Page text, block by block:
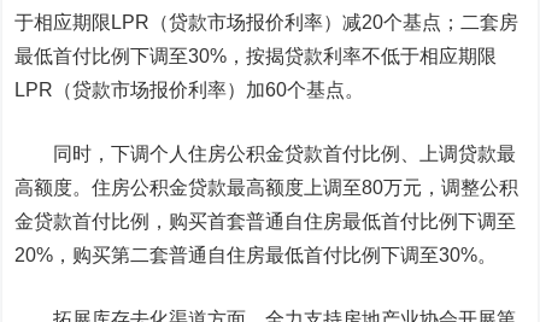
于相应期限LPR（贷款市场报价利率）减20个基点；二套房
最低首付比例下调至30%，按揭贷款利率不低于相应期限
LPR（贷款市场报价利率）加60个基点。
同时，下调个人住房公积金贷款首付比例、上调贷款最
高额度。住房公积金贷款最高额度上调至80万元，调整公积
金贷款首付比例，购买首套普通自住房最低首付比例下调至
20%，购买第二套普通自住房最低首付比例下调至30%。